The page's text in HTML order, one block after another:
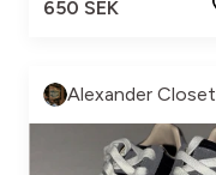
650 SEK
Alexander Closet